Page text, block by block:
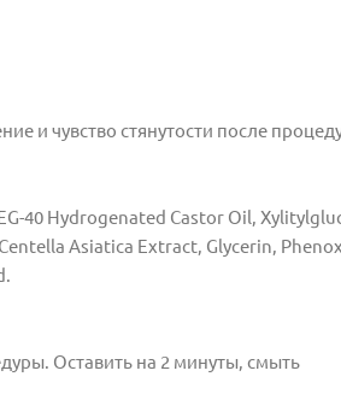
и чувство стянутости после
40 Hydrogenated Castor Oil,
Asiatica Extract, Glycerin,
Оставить на 2 минуты, смыть